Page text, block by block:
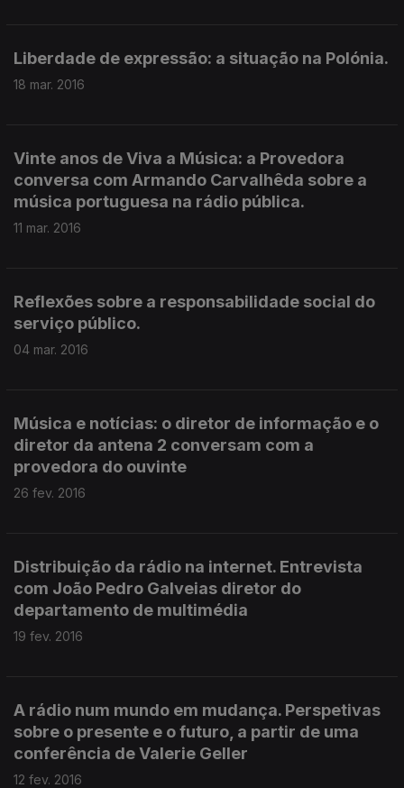
Liberdade de expressão: a situação na Polónia.
18 mar. 2016
Vinte anos de Viva a Música: a Provedora
conversa com Armando Carvalhêda sobre a
música portuguesa na rádio pública.
11 mar. 2016
Reflexões sobre a responsabilidade social do
serviço público.
04 mar. 2016
Música e notícias: o diretor de informação e o
diretor da antena 2 conversam com a
provedora do ouvinte
26 fev. 2016
Distribuição da rádio na internet. Entrevista
com João Pedro Galveias diretor do
departamento de multimédia
19 fev. 2016
A rádio num mundo em mudança. Perspetivas
sobre o presente e o futuro, a partir de uma
conferência de Valerie Geller
12 fev. 2016